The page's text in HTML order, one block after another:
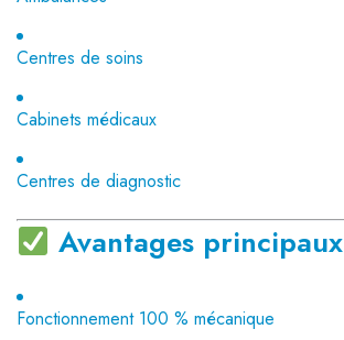
Centres de soins
Cabinets médicaux
Centres de diagnostic
Avantages principaux
Fonctionnement 100 % mécanique